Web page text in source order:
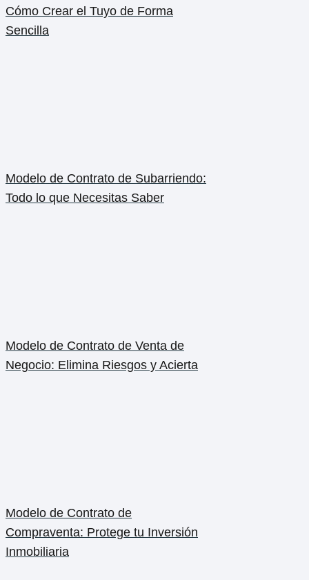
Cómo Crear el Tuyo de Forma
Sencilla
Modelo de Contrato de Subarriendo:
Todo lo que Necesitas Saber
Modelo de Contrato de Venta de
Negocio: Elimina Riesgos y Acierta
Modelo de Contrato de
Compraventa: Protege tu Inversión
Inmobiliaria